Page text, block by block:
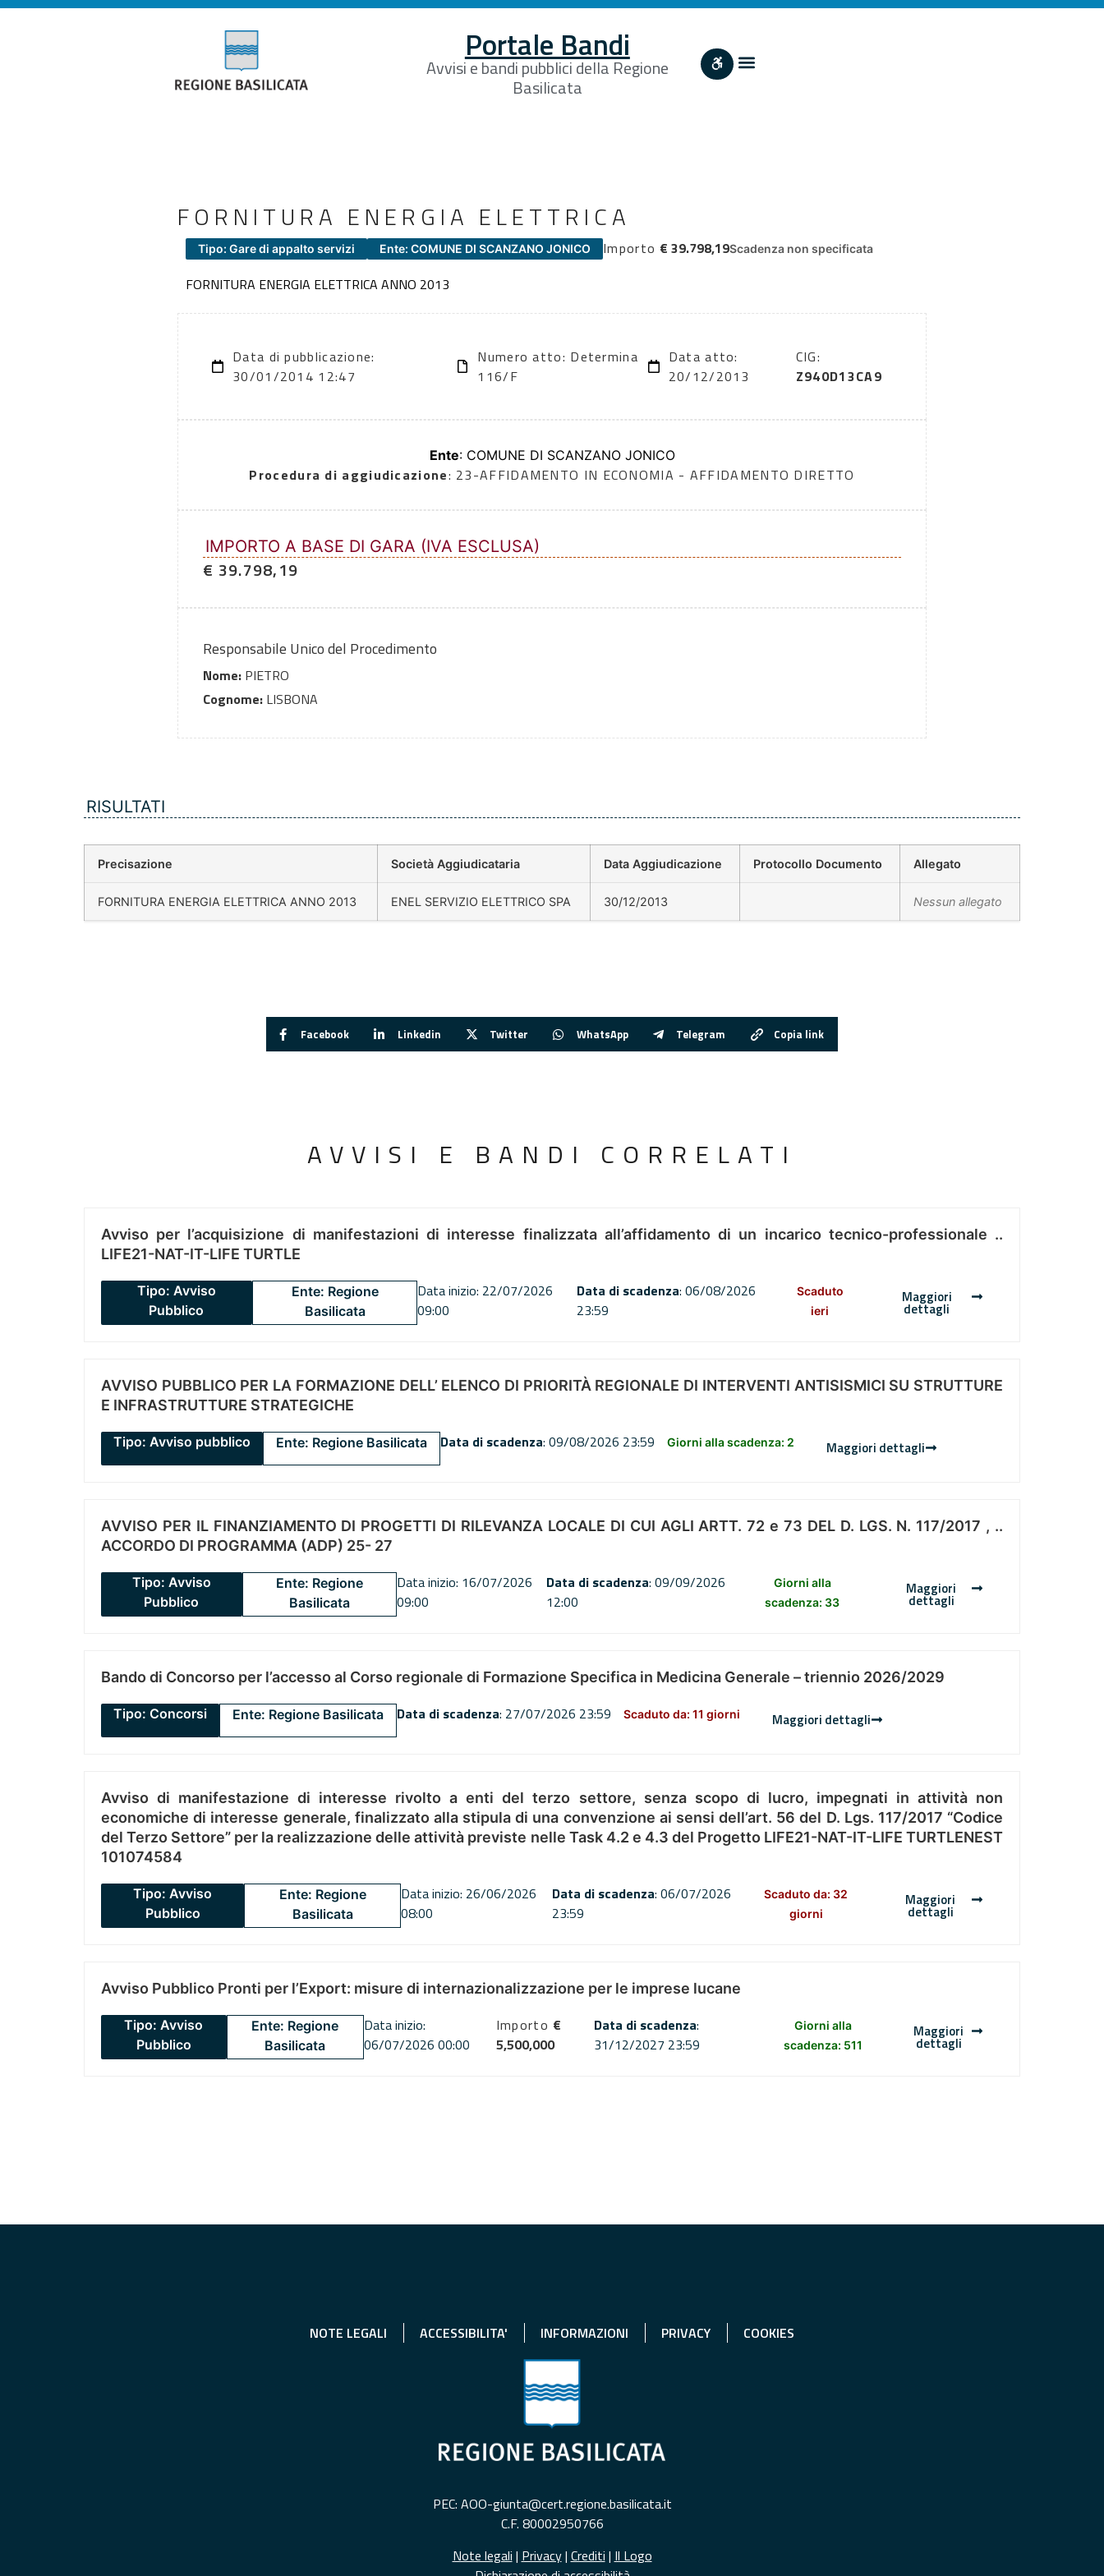
Portale Bandi
Avvisi e bandi pubblici della Regione
Basilicata
FORNITURA ENERGIA ELETTRICA
Tipo: Gare di appalto servizi Ente: COMUNE DI SCANZANO JONICO Importo € 39.798,19Scadenza non specificata
FORNITURA ENERGIA ELETTRICA ANNO 2013
Data di pubblicazione:
30/01/2014 12:47
Numero atto: Determina
116/F
Data atto:
20/12/2013
CIG:
Z940D13CA9
Ente: COMUNE DI SCANZANO JONICO
Procedura di aggiudicazione: 23-AFFIDAMENTO IN ECONOMIA - AFFIDAMENTO DIRETTO
IMPORTO A BASE DI GARA (IVA ESCLUSA)
€ 39.798,19
Responsabile Unico del Procedimento
Nome: PIETRO
Cognome: LISBONA
RISULTATI
Precisazione Società Aggiudicataria Data Aggiudicazione Protocollo Documento Allegato
FORNITURA ENERGIA ELETTRICA ANNO 2013 ENEL SERVIZIO ELETTRICO SPA 30/12/2013 Nessun allegato
Facebook Linkedin Twitter WhatsApp Telegram Copia link
AVVISI E BANDI CORRELATI
Avviso per l’acquisizione di manifestazioni di interesse finalizzata all’affidamento di un incarico tecnico-professionale ..
LIFE21-NAT-IT-LIFE TURTLE
Tipo: Avviso
Pubblico
Ente: Regione
Basilicata
Data inizio: 22/07/2026
09:00
Data di scadenza: 06/08/2026
23:59
Scaduto
ieri
Maggiori
dettagli
AVVISO PUBBLICO PER LA FORMAZIONE DELL’ ELENCO DI PRIORITÀ REGIONALE DI INTERVENTI ANTISISMICI SU STRUTTURE
E INFRASTRUTTURE STRATEGICHE
Tipo: Avviso pubblico Ente: Regione Basilicata Data di scadenza: 09/08/2026 23:59 Giorni alla scadenza: 2 Maggiori dettagli
AVVISO PER IL FINANZIAMENTO DI PROGETTI DI RILEVANZA LOCALE DI CUI AGLI ARTT. 72 e 73 DEL D. LGS. N. 117/2017 , ..
ACCORDO DI PROGRAMMA (ADP) 25- 27
Tipo: Avviso
Pubblico
Ente: Regione
Basilicata
Data inizio: 16/07/2026
09:00
Data di scadenza: 09/09/2026
12:00
Giorni alla
scadenza: 33
Maggiori
dettagli
Bando di Concorso per l’accesso al Corso regionale di Formazione Specifica in Medicina Generale – triennio 2026/2029
Tipo: Concorsi Ente: Regione Basilicata Data di scadenza: 27/07/2026 23:59 Scaduto da: 11 giorni Maggiori dettagli
Avviso di manifestazione di interesse rivolto a enti del terzo settore, senza scopo di lucro, impegnati in attività non
economiche di interesse generale, finalizzato alla stipula di una convenzione ai sensi dell’art. 56 del D. Lgs. 117/2017 “Codice
del Terzo Settore” per la realizzazione delle attività previste nelle Task 4.2 e 4.3 del Progetto LIFE21-NAT-IT-LIFE TURTLENEST
101074584
Tipo: Avviso
Pubblico
Ente: Regione
Basilicata
Data inizio: 26/06/2026
08:00
Data di scadenza: 06/07/2026
23:59
Scaduto da: 32
giorni
Maggiori
dettagli
Avviso Pubblico Pronti per l’Export: misure di internazionalizzazione per le imprese lucane
Tipo: Avviso
Pubblico
Ente: Regione
Basilicata
Data inizio:
06/07/2026 00:00
Importo €
5,500,000
Data di scadenza:
31/12/2027 23:59
Giorni alla
scadenza: 511
Maggiori
dettagli
NOTE LEGALI ACCESSIBILITA' INFORMAZIONI PRIVACY COOKIES
PEC: AOO-giunta@cert.regione.basilicata.it
C.F. 80002950766
Note legali | Privacy| Crediti | Il Logo